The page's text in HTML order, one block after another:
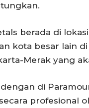
berada di
kota besar lain
Merak yang
dengan di
profesional